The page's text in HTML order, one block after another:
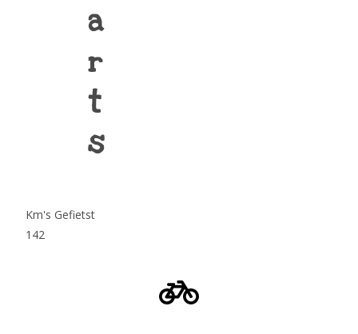
a
r
t
s
Km's Gefietst
142